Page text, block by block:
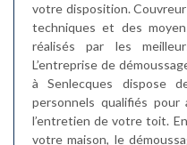
votre disposition.
techniques et des
réalisés par les
L’entreprise de
à Senlecques dispose
personnels qualifiés pour
l’entretien de votre toit.
votre maison, le